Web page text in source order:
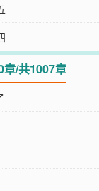
章/共1007章